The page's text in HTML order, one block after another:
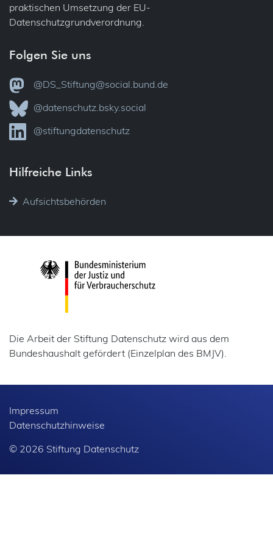
praktischen Umsetzung der EU-
Datenschutzgrundverordnung.
Folgen Sie uns
@DS_Stiftung@social.bund.de
@datenschutz.bsky.social
@stiftungdatenschutz
Hilfreiche Links
Aufsichtsbehörden
Die Arbeit der Stiftung Datenschutz wird aus dem
Bundeshaushalt gefördert (Einzelplan des BMJV).
© 2026 Stiftung Datenschutz
Impressum
Datenschutzhinweise